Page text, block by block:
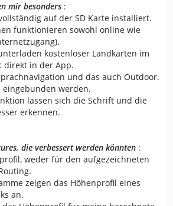
mir besonders :
auf der SD Karte installiert.
funktionieren sowohl online wie
kostenloser Landkarten im
direkt in der App.
und das auch Outdoor.
eingebunden werden.
lassen sich die Schrift und die
erkennen.
die verbessert werden könnten :
weder für den aufgezeichneten
zeigen das Höhenprofil eines
an.